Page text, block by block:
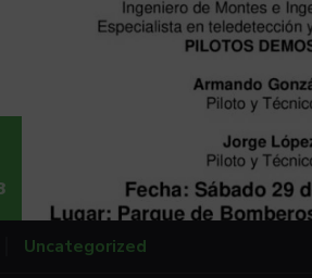
Uncategorized